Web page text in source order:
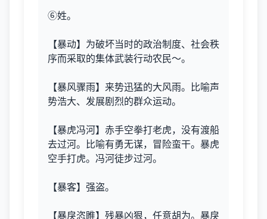
⑥姓。
【暴动】为破坏当时的政治制度、社会秩
序而采取的集体武装行动农民～。
【暴风骤雨】来势迅猛的大风雨。比喻声
势浩大、发展剧烈的群众运动。
【暴虎冯河】赤手空拳打老虎，没有渡船
去过河。比喻有勇无谋，冒险蛮干。暴虎
空手打虎。冯河徒步过河。
【暴客】强盗。
【暴戾恣睢】残暴凶狠，任意胡为。暴戾